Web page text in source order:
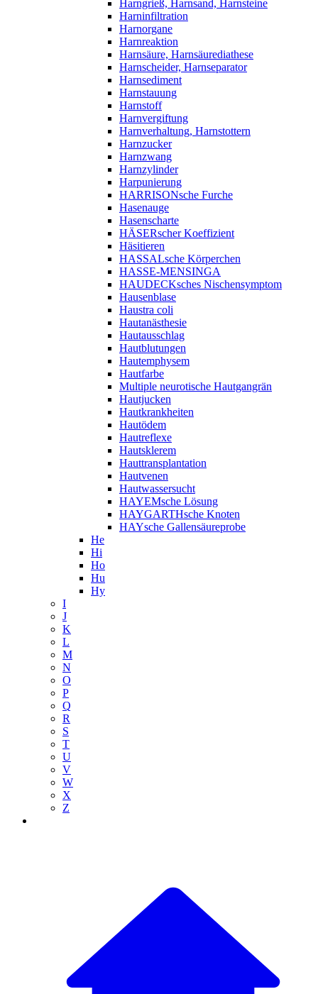
Harngrieß, Harnsand, Harnsteine
Harninfiltration
Harnorgane
Harnreaktion
Harnsäure, Harnsäurediathese
Harnscheider, Harnseparator
Harnsediment
Harnstauung
Harnstoff
Harnvergiftung
Harnverhaltung, Harnstottern
Harnzucker
Harnzwang
Harnzylinder
Harpunierung
HARRISONsche Furche
Hasenauge
Hasenscharte
HÄSERscher Koeffizient
Häsitieren
HASSALsche Körperchen
HASSE-MENSINGA
HAUDECKsches Nischensymptom
Hausenblase
Haustra coli
Hautanästhesie
Hautausschlag
Hautblutungen
Hautemphysem
Hautfarbe
Multiple neurotische Hautgangrän
Hautjucken
Hautkrankheiten
Hautödem
Hautreflexe
Hautsklerem
Hauttransplantation
Hautvenen
Hautwassersucht
HAYEMsche Lösung
HAYGARTHsche Knoten
HAYsche Gallensäureprobe
He
Hi
Ho
Hu
Hy
I
J
K
L
M
N
O
P
Q
R
S
T
U
V
W
X
Z